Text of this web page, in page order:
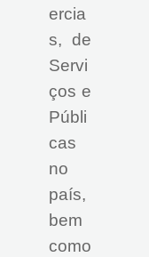
ercia
s, de
Servi
ços e
Públi
cas
no
país,
bem
como